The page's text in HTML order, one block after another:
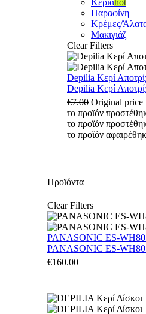
Κεριάhot
Παραφίνη
Κρέμες/
Μακιγιάζ
Clear Filters
Depilia Κερί
Depilia Κερί
€7.00 Original price
το προϊόν
το προϊόν
το προϊόν
Προϊόντα
Clear Filters
PANASONIC ES-
PANASONIC ES-
€160.00